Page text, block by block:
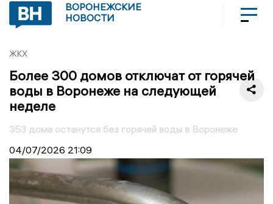
ВОРОНЕЖСКИЕ
НОВОСТИ
ЖКХ
Более 300 домов отключат от горячей
воды в Воронеже на следующей
неделе
353 дома останутся без горячей воды в Воронеже
04/07/2026 21:09